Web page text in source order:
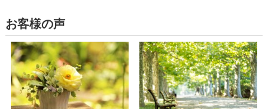
お客様の声